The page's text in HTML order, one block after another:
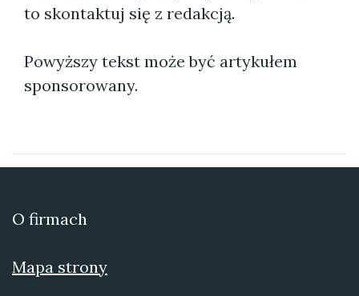
to skontaktuj się z redakcją.
Powyższy tekst może być artykułem
sponsorowany.
O firmach
Mapa strony